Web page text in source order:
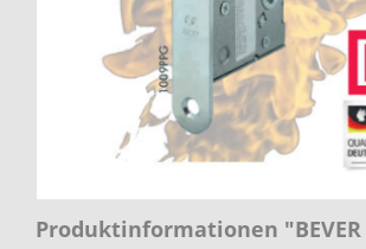
Produktinformationen "BEVER